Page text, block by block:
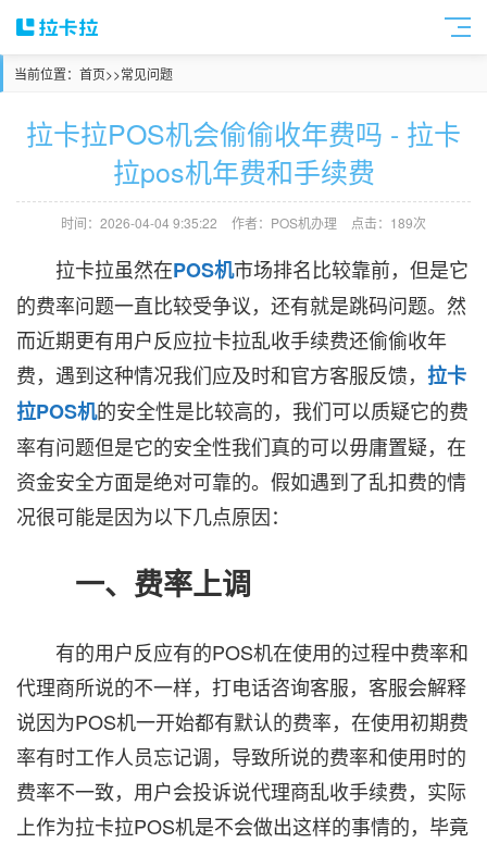
当前位置： 首页>>常见问题
拉卡拉POS机会偷偷收年费吗 - 拉卡
拉pos机年费和手续费
时间：2026-04-04 9:35:22 作者：POS机办理 点击：189次
拉卡拉虽然在POS机市场排名比较靠前，但是它
的费率问题一直比较受争议，还有就是跳码问题。然
而近期更有用户反应拉卡拉乱收手续费还偷偷收年
费，遇到这种情况我们应及时和官方客服反馈， 拉卡
拉POS机的安全性是比较高的，我们可以质疑它的费
率有问题但是它的安全性我们真的可以毋庸置疑，在
资金安全方面是绝对可靠的。假如遇到了乱扣费的情
况很可能是因为以下几点原因：
一、费率上调
有的用户反应有的POS机在使用的过程中费率和
代理商所说的不一样，打电话咨询客服，客服会解释
说因为POS机一开始都有默认的费率，在使用初期费
率有时工作人员忘记调，导致所说的费率和使用时的
费率不一致，用户会投诉说代理商乱收手续费，实际
上作为拉卡拉POS机是不会做出这样的事情的，毕竟